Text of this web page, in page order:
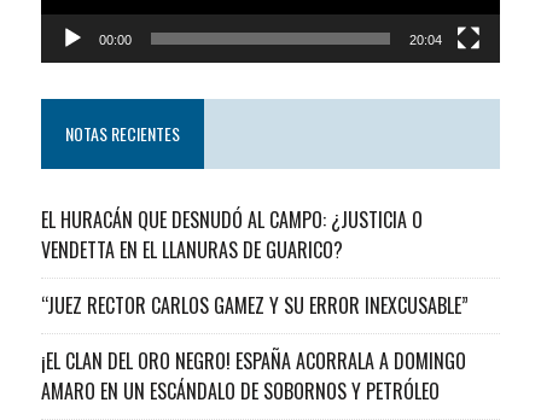
00:00 20:04
NOTAS RECIENTES
EL HURACÁN QUE DESNUDÓ AL CAMPO: ¿JUSTICIA O
VENDETTA EN EL LLANURAS DE GUARICO?
“JUEZ RECTOR CARLOS GAMEZ Y SU ERROR INEXCUSABLE”
¡EL CLAN DEL ORO NEGRO! ESPAÑA ACORRALA A DOMINGO
AMARO EN UN ESCÁNDALO DE SOBORNOS Y PETRÓLEO